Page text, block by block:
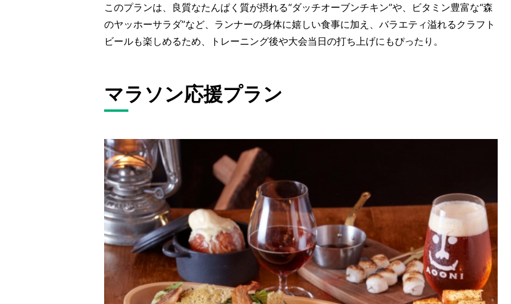
このプランは、良質なたんぱく質が摂れる“ダッチオーブンチキン”や、ビタミン豊富な“森
のヤッホーサラダ”など、ランナーの身体に嬉しい食事に加え、バラエティ溢れるクラフト
ビールも楽しめるため、トレーニング後や大会当日の打ち上げにもぴったり。
マラソン応援プラン